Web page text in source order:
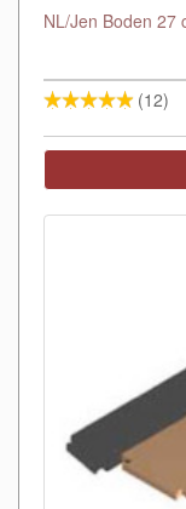
NL/Jen Boden 27
(12)